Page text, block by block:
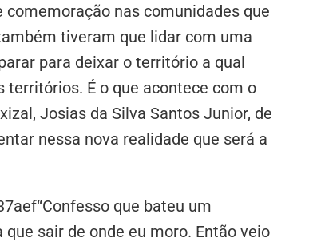
nas comunidades que
tiveram que lidar com uma
para deixar o território a qual
territórios. É o que acontece com o
Josias da Silva Santos Junior, de
nessa nova realidade que será a
“Confesso que bateu um
sair de onde eu moro. Então veio